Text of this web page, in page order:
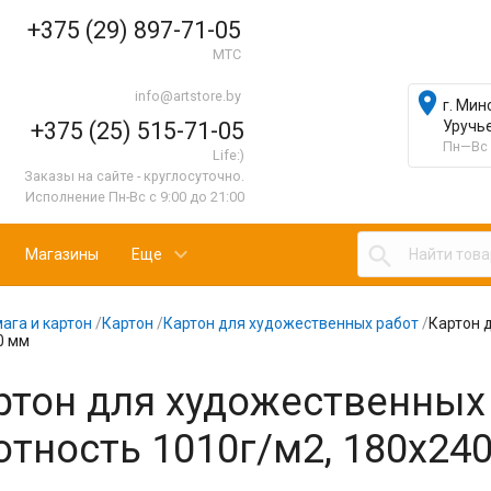
+375 (29) 897-71-05
МТС
info@artstore.by
+375 (25) 515-71-05
Life:)
Заказы на сайте - круглосуточно.
Исполнение Пн-Вс с 9:00 до 21:00
г.
Пн—Вс
Магазины Еще 
и картон /Картон /Картон для художественных работ /Картон
мм
для художественных
1010г/м2,